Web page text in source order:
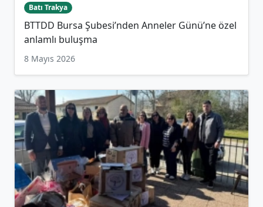
Batı Trakya
BTTDD Bursa Şubesi’nden Anneler Günü’ne özel
anlamlı buluşma
8 Mayıs 2026